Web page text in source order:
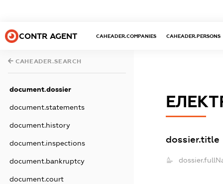
CONTR AGENT CAHEADER.COMPANIES CAHEADER.PERSONS
CAHEADER.SEARCH
document.dossier
document.statements
document.history
document.inspections
document.bankruptcy
document.court
dossier.title